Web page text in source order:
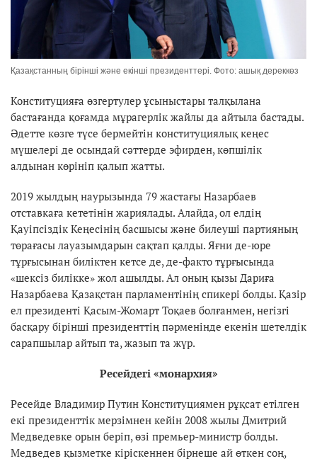
Қазақстанның бірінші және екінші президенттері. Фото: ашық дереккөз
Конституцияға өзгертулер ұсыныстары талқылана
бастағанда қоғамда мұрагерлік жайлы да айтыла бастады.
Әдетте көзге түсе бермейтін конституциялық кеңес
мүшелері де осындай сәттерде эфирден, көпшілік
алдынан көрініп қалып жатты.
2019 жылдың наурызында 79 жастағы Назарбаев
отставкаға кететінін жариялады. Алайда, ол елдің
Қауіпсіздік Кеңесінің басшысы және билеуші партияның
төрағасы лауазымдарын сақтап қалды. Яғни де-юре
тұрғысынан биліктен кетсе де, де-факто тұрғысында
«шексіз билікке» жол ашылды. Ал оның қызы Дариға
Назарбаева Қазақстан парламентінің спикері болды. Қазір
ел президенті Қасым-Жомарт Тоқаев болғанмен, негізгі
басқару бірінші президенттің пәрменінде екенін шетелдік
сарапшылар айтып та, жазып та жүр.
Ресейдегі «монархия»
Ресейде Владимир Путин Конституциямен рұқсат етілген
екі президенттік мерзімнен кейін 2008 жылы Дмитрий
Медведевке орын беріп, өзі премьер-министр болды.
Медведев қызметке кіріскеннен бірнеше ай өткен соң,